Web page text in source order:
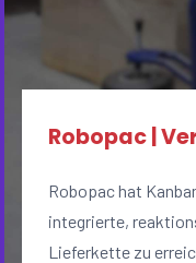
Robopac |
Robopac hat
integrierte,
Lieferkette zu